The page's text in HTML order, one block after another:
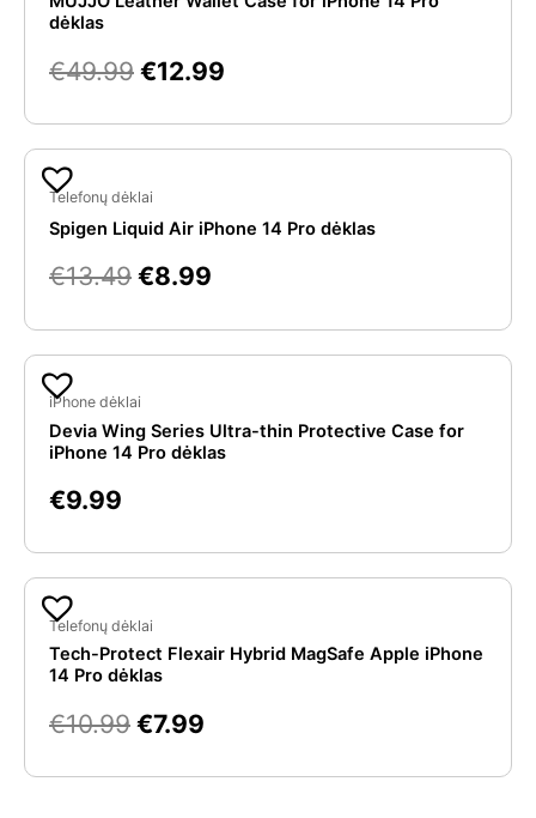
dėklas
€49.99
was:
€12.99
is:
Telefonų dėklai
Spigen Liquid Air iPhone 14 Pro dėklas
€13.49
price
was:
€13.49.
€8.99
is:
iPhone dėklai
Devia Wing Series Ultra-thin Protective Case for
iPhone 14 Pro dėklas
€9.99
Telefonų dėklai
Tech-Protect Flexair Hybrid MagSafe Apple iPhone
14 Pro dėklas
€10.99
price
was:
€10.99.
€7.99
is: